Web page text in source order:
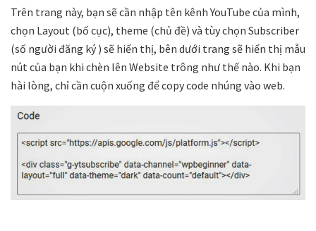
Trên trang này, bạn sẽ cần nhập tên kênh YouTube của mình,
chọn Layout (bố cục), theme (chủ đề) và tùy chọn Subscriber
(số người đăng ký ) sẽ hiển thị, bên dưới trang sẽ hiển thị mẫu
nút của bạn khi chèn lên Website trông như thế nào. Khi bạn
hài lòng, chỉ cần cuộn xuống để copy code nhúng vào web.